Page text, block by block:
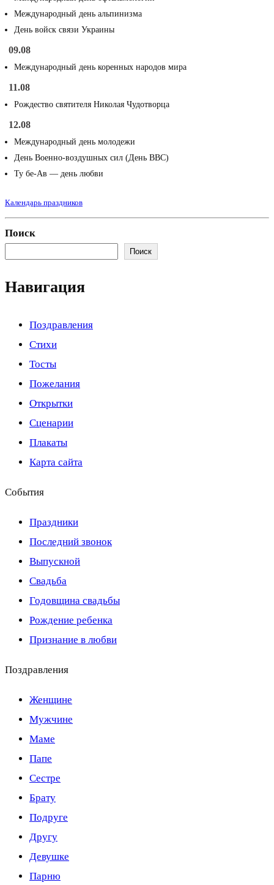
Международный день альпинизма
День войск связи Украины
09.08
Международный день коренных народов мира
11.08
Рождество святителя Николая Чудотворца
12.08
Международный день молодежи
День Военно-воздушных сил (День ВВС)
Ту бе-Ав — день любви
Календарь праздников
Поиск
Поиск
Навигация
Поздравления
Стихи
Тосты
Пожелания
Открытки
Сценарии
Плакаты
Карта сайта
События
Праздники
Последний звонок
Выпускной
Свадьба
Годовщина свадьбы
Рождение ребенка
Признание в любви
Поздравления
Женщине
Мужчине
Маме
Папе
Сестре
Брату
Подруге
Другу
Девушке
Парню